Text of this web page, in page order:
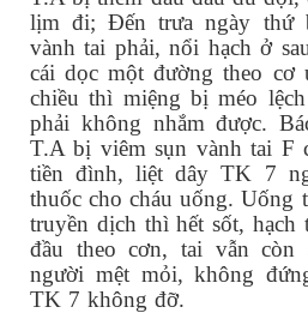
lịm đi; Đến trưa ngày thứ
vành tai phải, nổi hạch ở
cái dọc một đường theo cơ
chiều thì miệng bị méo
phải không nhắm được.
T.A bị viêm sụn vành tai F
tiền đình, liệt dây TK 7
thuốc cho cháu uống. Uống
truyền dịch thì hết sốt, hạch
đầu theo cơn, tai vẫn còn
người mệt mỏi, không
TK 7 không đỡ.